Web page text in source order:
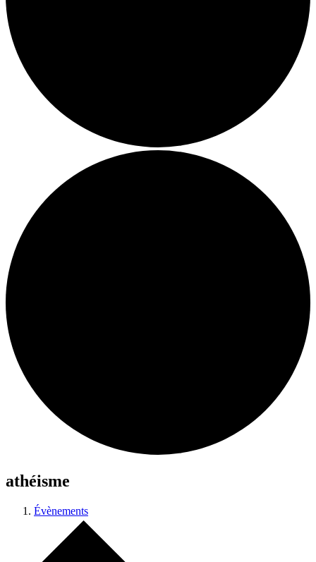
athéisme
Évènements